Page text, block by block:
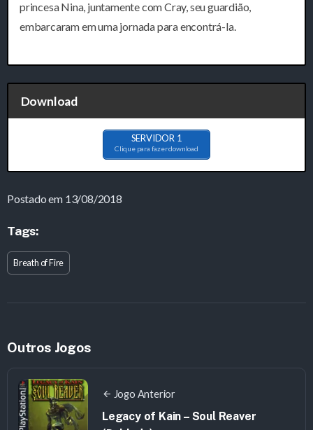
princesa Nina, juntamente com Cray, seu guardião,
embarcaram em uma jornada para encontrá-la.
Download
SERVIDOR 1
Clique para fazer download
Postado em 13/08/2018
Tags:
Breath of Fire
Outros Jogos
Jogo Anterior
Legacy of Kain – Soul Reaver